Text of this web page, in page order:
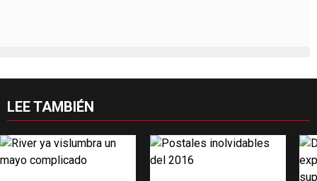
LEE TAMBIÉN